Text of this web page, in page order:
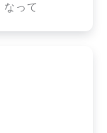
なって